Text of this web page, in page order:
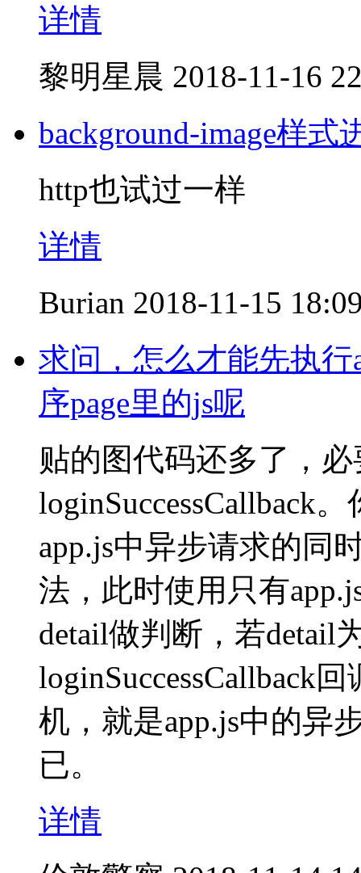
详情
黎明星晨 2018-11-16
background-image样
http也试过一样
详情
Burian 2018-11-15
求问，怎么才能先执
序page里的js呢
贴的图代码还多了，
loginSuccessCallback
app.js中异步请求的同
法，此时使用只有
detail做判断，若detail
loginSuccessCallback
机，就是app.js中的异
已。
详情